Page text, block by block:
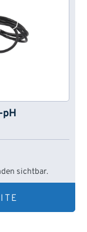
sichtbar.